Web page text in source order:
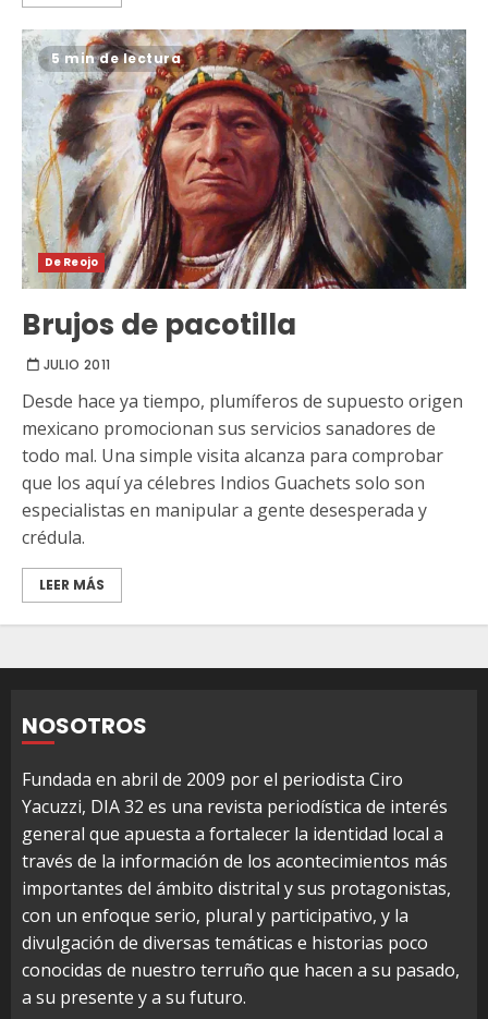
5 min de lectura
De Reojo
Brujos de pacotilla
JULIO 2011
Desde hace ya tiempo, plumíferos de supuesto origen
mexicano promocionan sus servicios sanadores de
todo mal. Una simple visita alcanza para comprobar
que los aquí ya célebres Indios Guachets solo son
especialistas en manipular a gente desesperada y
crédula.
LEER MÁS
NOSOTROS
Fundada en abril de 2009 por el periodista Ciro
Yacuzzi, DIA 32 es una revista periodística de interés
general que apuesta a fortalecer la identidad local a
través de la información de los acontecimientos más
importantes del ámbito distrital y sus protagonistas,
con un enfoque serio, plural y participativo, y la
divulgación de diversas temáticas e historias poco
conocidas de nuestro terruño que hacen a su pasado,
a su presente y a su futuro.